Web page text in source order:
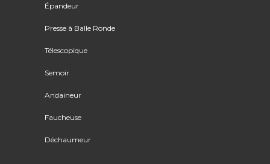
Épandeur
Presse à Balle Ronde
Télescopique
Semoir
Andaineur
Faucheuse
Déchaumeur